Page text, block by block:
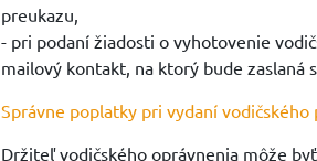
preukazu,
- pri podaní žiadosti o vyhotovenie
mailový kontakt, na ktorý bude zaslaná
Správne poplatky pri vydaní vodičského
Držiteľ vodičského oprávnenia môže